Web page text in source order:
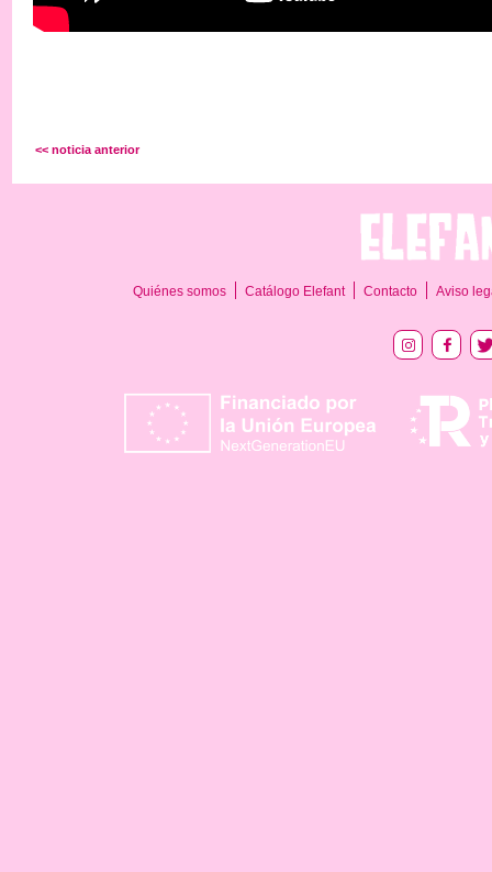
<< noticia anterior
Quiénes somos Catálogo Elefant Contacto Aviso